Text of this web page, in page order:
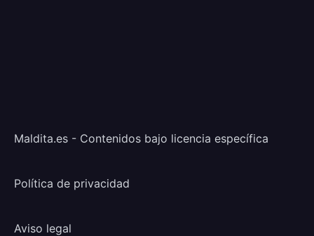
Maldita.es - Contenidos bajo licencia específica
Política de privacidad
Aviso legal